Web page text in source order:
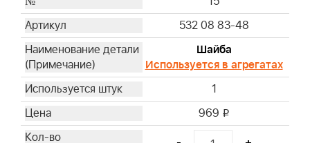
532 08 83-48
Шайба
Используется в агрегатах
1
969 i